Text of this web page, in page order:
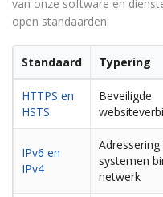
van onze software en
open standaarden:
Standaard Typering
HTTPS en
HSTS
Beveiligde
IPv6 en
IPv4
Adressering
systemen
netwerk